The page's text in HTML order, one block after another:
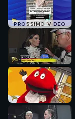
PROSSIMO VIDEO